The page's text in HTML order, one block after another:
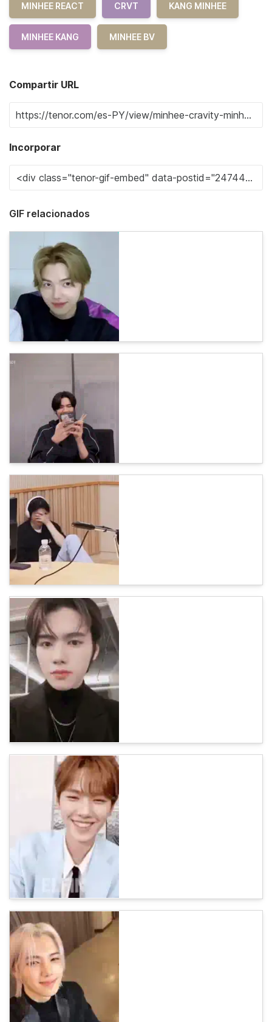
MINHEE REACT CRVT KANG MINHEE
MINHEE KANG MINHEE BV
Compartir URL
Incorporar
GIF relacionados